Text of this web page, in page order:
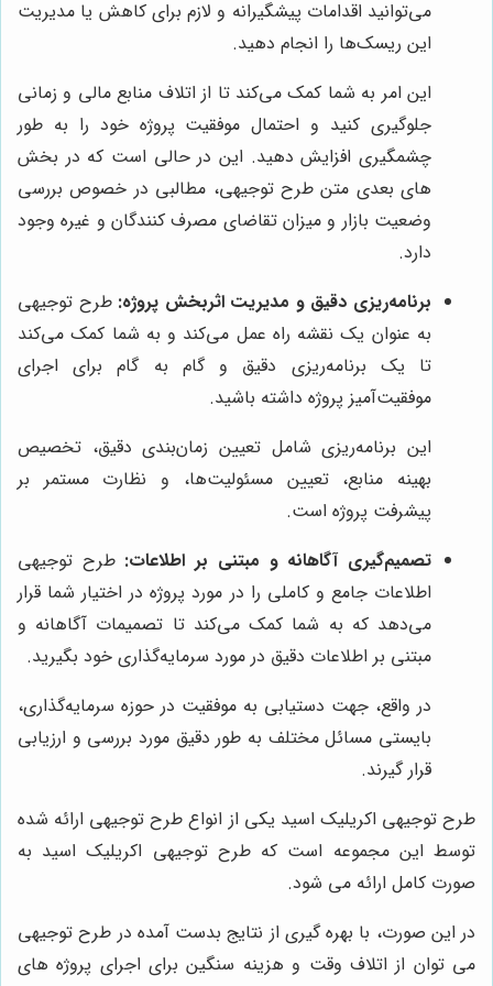
می‌توانید اقدامات پیشگیرانه و لازم برای کاهش یا مدیریت
این ریسک‌ها را انجام دهید.
این امر به شما کمک می‌کند تا از اتلاف منابع مالی و زمانی
جلوگیری کنید و احتمال موفقیت پروژه خود را به طور
چشمگیری افزایش دهید. این در حالی است که در بخش
های بعدی متن طرح توجیهی، مطالبی در خصوص بررسی
وضعیت بازار و میزان تقاضای مصرف کنندگان و غیره وجود
دارد.
برنامه‌ریزی دقیق و مدیریت اثربخش پروژه: طرح توجیهی
به عنوان یک نقشه راه عمل می‌کند و به شما کمک می‌کند
تا یک برنامه‌ریزی دقیق و گام به گام برای اجرای
موفقیت‌آمیز پروژه داشته باشید.
این برنامه‌ریزی شامل تعیین زمان‌بندی دقیق، تخصیص
بهینه منابع، تعیین مسئولیت‌ها، و نظارت مستمر بر
پیشرفت پروژه است.
تصمیم‌گیری آگاهانه و مبتنی بر اطلاعات: طرح توجیهی
اطلاعات جامع و کاملی را در مورد پروژه در اختیار شما قرار
می‌دهد که به شما کمک می‌کند تا تصمیمات آگاهانه و
مبتنی بر اطلاعات دقیق در مورد سرمایه‌گذاری خود بگیرید.
در واقع، جهت دستیابی به موفقیت در حوزه سرمایه‌گذاری،
بایستی مسائل مختلف به طور دقیق مورد بررسی و ارزیابی
قرار گیرند.
طرح توجیهی اکریلیک اسید یکی از انواع طرح توجیهی ارائه شده
توسط این مجموعه است که طرح توجیهی اکریلیک اسید به
صورت کامل ارائه می شود.
در این صورت، با بهره گیری از نتایج بدست آمده در طرح توجیهی
می توان از اتلاف وقت و هزینه سنگین برای اجرای پروژه های